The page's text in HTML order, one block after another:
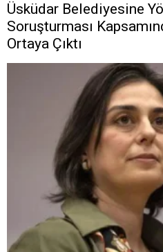
Üsküdar Belediyesine
Soruşturması
Ortaya Çıktı